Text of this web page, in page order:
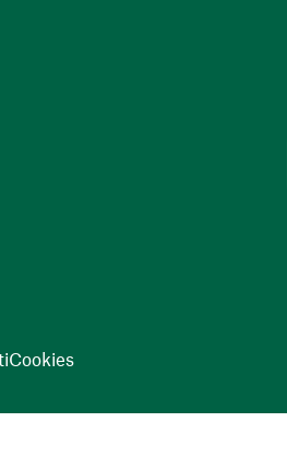
une nouvelle fenêtre)
une nouvelle fenêtre)
Cookies